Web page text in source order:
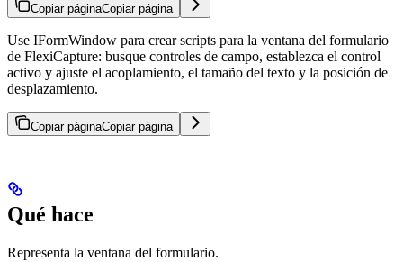
Copiar páginaCopiar página
Use IFormWindow para crear scripts para la ventana del formulario
de FlexiCapture: busque controles de campo, establezca el control
activo y ajuste el acoplamiento, el tamaño del texto y la posición de
desplazamiento.
Copiar páginaCopiar página
Qué hace
Representa la ventana del formulario.